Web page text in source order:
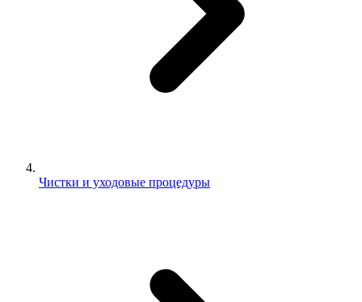
Чистки и уходовые процедуры